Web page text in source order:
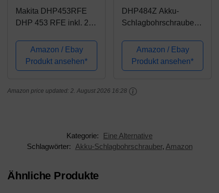
Makita DHP453RFE
DHP 453 RFE inkl. 2
Schlagbohrschrauber,
18 V, Schwarz, Blau
Amazon / Ebay
Produkt ansehen*
DHP484Z Akku-
Schlagbohrschrauber
ohne Ladegerät)
Amazon / Ebay
Produkt ansehen*
Amazon price updated: 2. August 2026 16:28
Kategorie:
Eine Alternative
Schlagwörter:
Akku-Schlagbohrschrauber, Amazon
Ähnliche Produkte